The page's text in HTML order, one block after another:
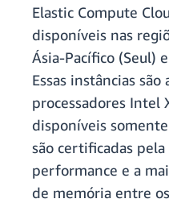
Elastic Compute
disponíveis nas
Ásia-Pacífico (Seul)
Essas instâncias
processadores Intel
disponíveis
são certificadas
performance e a
de memória entre